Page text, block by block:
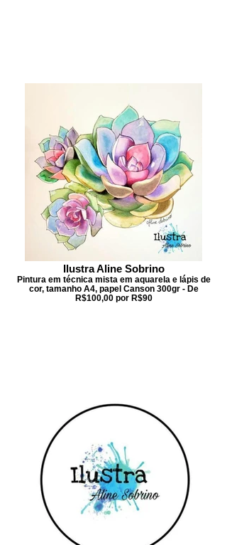
Ilustra Aline Sobrino
Pintura em técnica mista em aquarela e lápis de
cor, tamanho A4, papel Canson 300gr - De
R$100,00 por R$90